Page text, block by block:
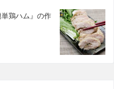
単鶏ハム』の作